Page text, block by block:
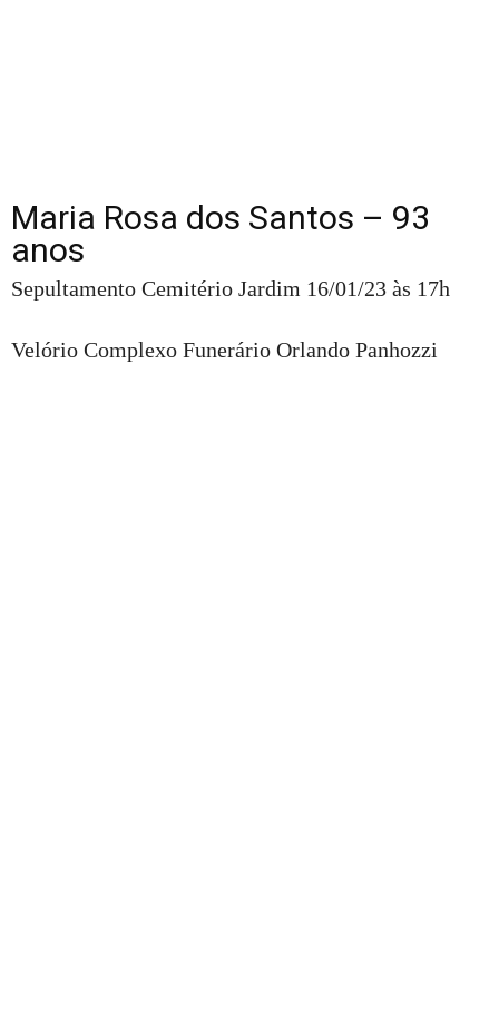
Maria Rosa dos Santos – 93
anos
Sepultamento Cemitério Jardim 16/01/23 às 17h
Velório Complexo Funerário Orlando Panhozzi